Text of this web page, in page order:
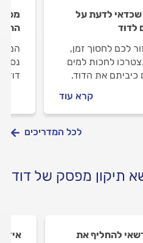
שכדאי לדעת על
לדוד
לכם לחסוך זמן,
לחכות למים
כיביתם את הדוד.
קרא עוד
לכל המדריכים
תיקון מפסק של דוד
להחליף את